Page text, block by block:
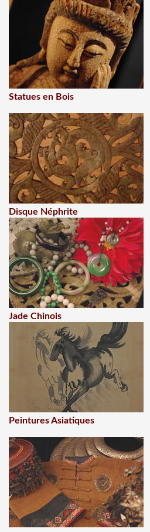
Statues en Bois
Disque Néphrite
Jade Chinois
Peintures Asiatiques